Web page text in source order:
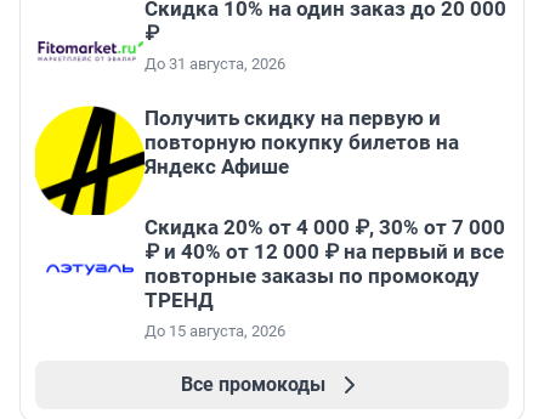
Скидка 10% на один заказ до 20 000
₽
До 31 августа, 2026
Получить скидку на первую и
повторную покупку билетов на
Яндекс Афише
Скидка 20% от 4 000 ₽, 30% от 7 000
₽ и 40% от 12 000 ₽ на первый и все
повторные заказы по промокоду
ТРЕНД
До 15 августа, 2026
Все промокоды